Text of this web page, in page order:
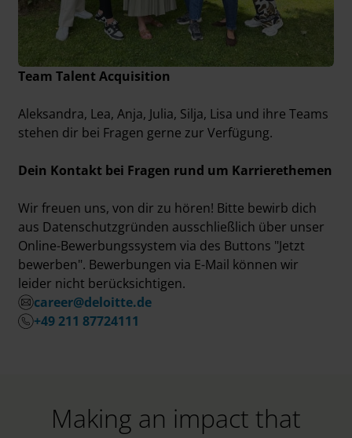
Team Talent Acquisition
Aleksandra, Lea, Anja, Julia, Silja, Lisa und ihre Teams
stehen dir bei Fragen gerne zur Verfügung.
Dein Kontakt bei Fragen rund um Karrierethemen
Wir freuen uns, von dir zu hören! Bitte bewirb dich
aus Datenschutzgründen ausschließlich über unser
Online-Bewerbungssystem via des Buttons "Jetzt
bewerben". Bewerbungen via E-Mail können wir
leider nicht berücksichtigen.
career@deloitte.de
+49 211 87724111
Making an impact that